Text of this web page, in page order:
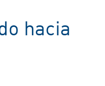
hacia